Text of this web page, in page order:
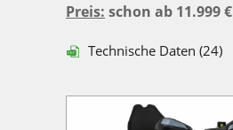
Preis: schon ab 11.999 €
Technische Daten (24)